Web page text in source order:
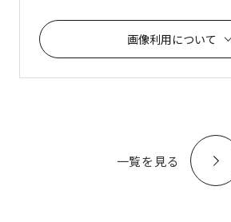
画像利用について
一覧を見る